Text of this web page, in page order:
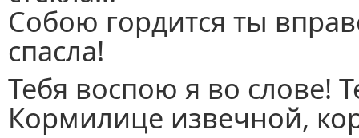
Собою гордится ты
спасла!
Тебя воспою я во слове!
Кормилице извечной,